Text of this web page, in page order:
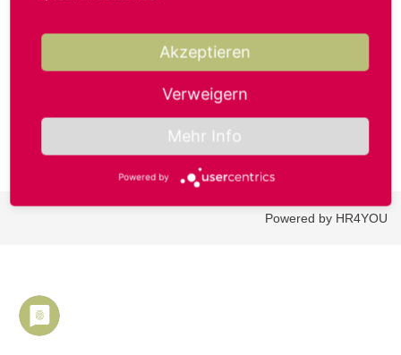
Benutzername oder E-Mail-Adresse*
Passwort*
Powered by HR4YOU
Akzeptieren
Verweigern
Mehr Info
Powered by